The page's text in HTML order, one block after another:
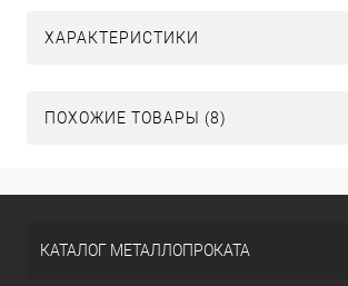
ХАРАКТЕРИСТИКИ
ПОХОЖИЕ ТОВАРЫ (8)
КАТАЛОГ МЕТАЛЛОПРОКАТА